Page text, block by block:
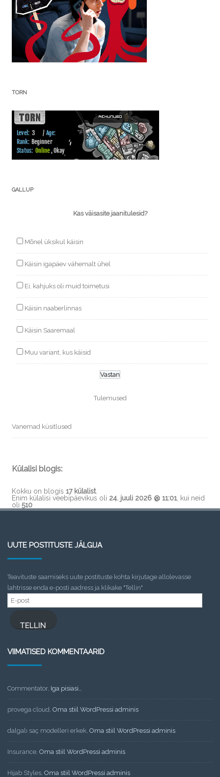
TORN
GALLUP
Kas väisasite jaanitulesid?
Mõnel üksikul käisin
Käisin igapäev vähemalt ühel
Ei, kahjuks oli muid toimetusi
Käisin naaberlinnas
Käisin Saaremaal
Muu variant, kus käisid
Tulemused
Vanemad küsitlused
Külalisi blogis:
Kokku on blogis 17 külalist.
Enim külalisi veebipäevikus oli 24. juuli 2026 @ 11:01 , kui neid
oli 510
UUTE POSTITUSTE JÄLGIJA
Teavituste saamiseks uute postituste kohta kirjutage allolevasse
lahtrisse enda e-posti aadress ja klikake "Tellin"
E-
post
TELLIN
VIIMATISED KOMMENTAARID
Commentator, Iga pisiasi…
provega cloud, Oma stiil WordPressi adminis
dalgalı saç modelleri erkek, Oma stiil WordPressi adminis
Insurance, Oma stiil WordPressi adminis
Hijab Styles, Oma stiil WordPressi adminis